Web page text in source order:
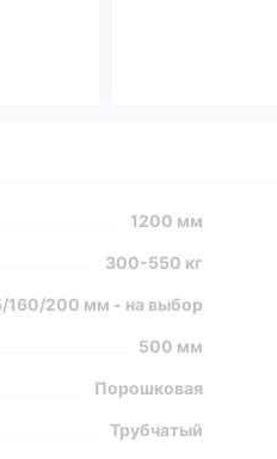
1200 мм
300-550 кг
160/200 мм - на выбор
500 мм
Порошковая
Трубчатый